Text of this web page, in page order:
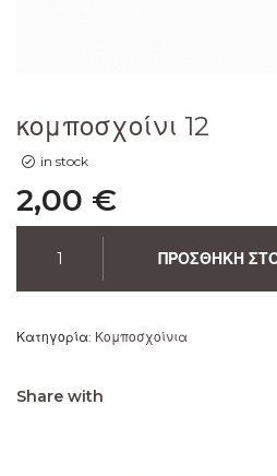
κομποσχοίνι 12
in stock
2,00 €
ΠΡΟΣΘΉΚΗ
Κατηγορία: Κομποσχοίνια
Share with